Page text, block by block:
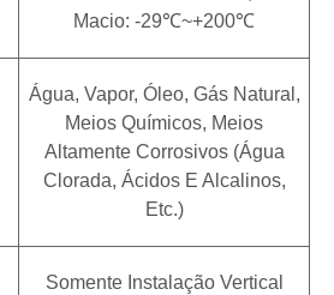
Macio: -29℃~+200℃
Água, Vapor, Óleo, Gás Natural,
Meios Químicos, Meios
Altamente Corrosivos (água
Clorada, Ácidos E Alcalinos,
Etc.)
Somente Instalação Vertical